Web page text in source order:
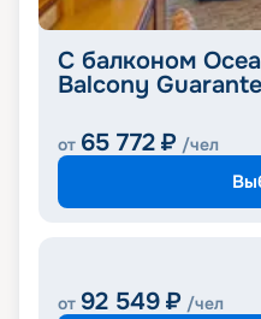
С балконом
Balcony
от 65 772 ₽ /чел
от 92 549 ₽ /чел